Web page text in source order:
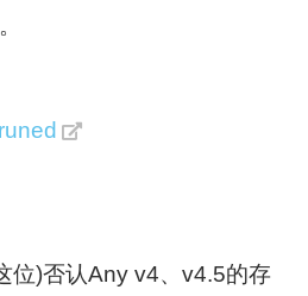
位)否认Any v4、v4.5的存